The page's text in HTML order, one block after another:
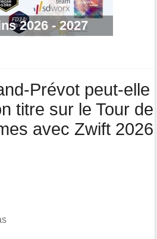
: "Le Mont Ventoux, on verra"
Burgos… le programme de la fin de
2026 - 2027
Prévot peut-elle
titre sur le Tour de
avec Zwift 2026